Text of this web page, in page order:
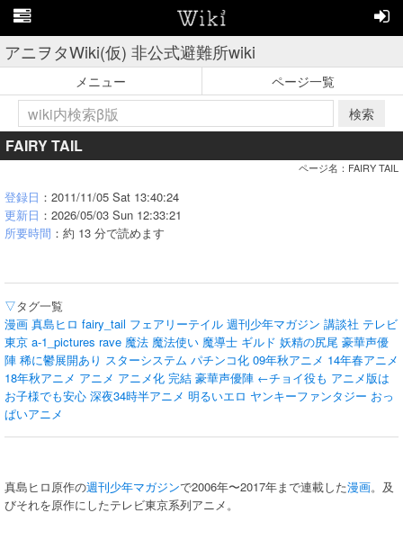
アニヲタWiki(仮) 非公式避難所wiki
メニュー
ページ一覧
検索
FAIRY TAIL
ページ名：FAIRY TAIL
登録日 ：2011/11/05 Sat 13:40:24
更新日 ：2026/05/03 Sun 12:33:21
所要時間 ：約 13 分で読めます
▽タグ一覧
漫画 真島ヒロ fairy_tail フェアリーテイル 週刊少年マガジン 講談社 テレビ
東京 a-1_pictures rave 魔法 魔法使い 魔導士 ギルド 妖精の尻尾 豪華声優
陣 稀に鬱展開あり スターシステム パチンコ化 09年秋アニメ 14年春アニメ
18年秋アニメ アニメ アニメ化 完結 豪華声優陣 ←チョイ役も アニメ版は
お子様でも安心 深夜34時半アニメ 明るいエロ ヤンキーファンタジー おっ
ぱいアニメ
真島ヒロ原作の週刊少年マガジンで2006年〜2017年まで連載した漫画。及
びそれを原作にしたテレビ東京系列アニメ。